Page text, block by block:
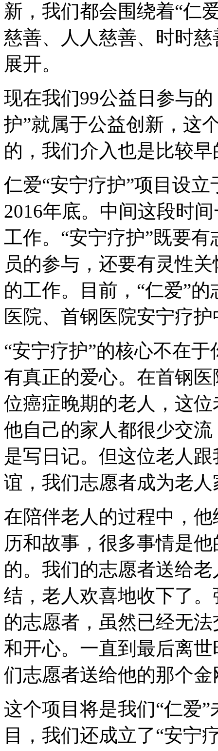
新，我们都会围绕着“仁
慈善、人人慈善、时时
展开。
现在我们99公益日参与
护”就属于公益创新，这
的，我们介入也是比较早
仁爱“安宁疗护”项目设
2016年底。中间这段时
工作。“安宁疗护”既要
员的参与，还要有灵性
的工作。目前，“仁爱”
医院、首钢医院安宁疗
“安宁疗护”的核心不在
有真正的爱心。在首钢
位癌症晚期的老人，这
他自己的家人都很少交
是写日记。但这位老人
谊，我们志愿者成为老
在陪伴老人的过程中，
历和故事，很多事情是
的。我们的志愿者送给
结，老人欢喜地收下了
的志愿者，虽然已经无
和开心。一直到最后离
们志愿者送给他的那个金
这个项目将是我们“仁爱
目，我们还成立了“安宁